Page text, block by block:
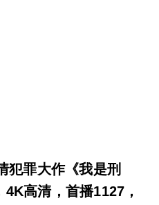
犯罪大作《我是刑
高清，首播1127，